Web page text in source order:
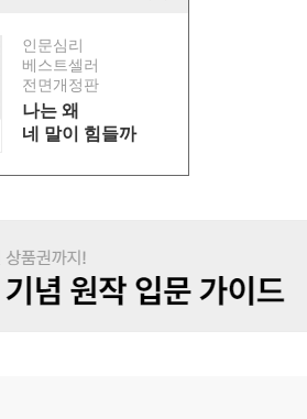
인문심리
베스트셀러
전면개정판
나는 왜
네 말이 힘들까